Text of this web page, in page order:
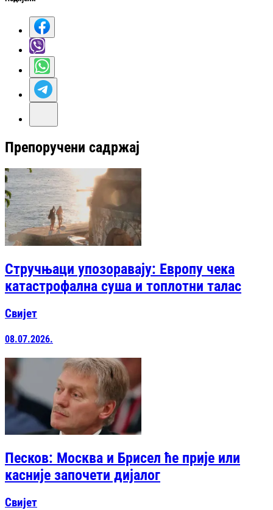
Препоручени садржај
Стручњаци упозоравају: Европу чека
катастрофална суша и топлотни талас
Свијет
08.07.2026.
Песков: Москва и Брисел ће прије или
касније започети дијалог
Свијет